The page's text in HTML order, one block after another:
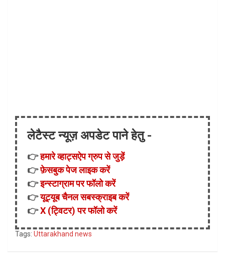
लेटैस्ट न्यूज़ अपडेट पाने हेतु -
👉हमारे व्हाट्सऐप ग्रुप से जुड़ें
👉फ़ेसबुक पेज लाइक करें
👉इन्स्टाग्राम पर फॉलो करें
👉यूट्यूब चैनल सबस्क्राइब करें
👉X (ट्विटर) पर फॉलो करें
Tags: Uttarakhand news